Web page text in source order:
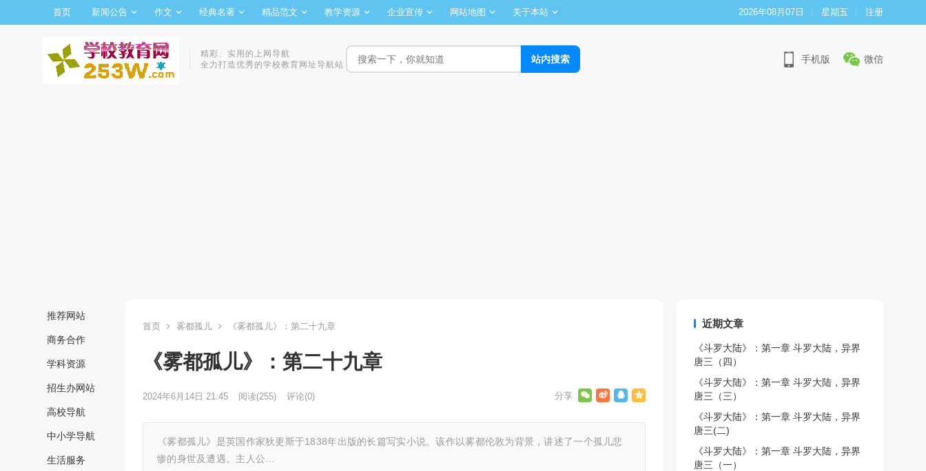
首页 新闻公告 作文 经典名著 精品范文 教学资源 企业宣传 网站地图 关于本站 2026年08月07日 星期五 注册
精彩、实用的上网导航
全力打造优秀的学校教育网址导航站
手机版 微信
推荐网站
商务合作
学科资源
招生办网站
高校导航
中小学导航
生活服务
首页 雾都孤儿 《雾都孤儿》：第二十九章
《雾都孤儿》：第二十九章
2024年6月14日 21:45 阅读(255) 评论(0)
《雾都孤儿》是英国作家狄更斯于1838年出版的长篇写实小说。该作以雾都伦敦为背景，讲述了一个孤儿悲
惨的身世及遭遇。主人公…
近期文章
《斗罗大陆》：第一章 斗罗大陆，异界
唐三（四）
《斗罗大陆》：第一章 斗罗大陆，异界
唐三（三）
《斗罗大陆》：第一章 斗罗大陆，异界
唐三(二)
《斗罗大陆》：第一章 斗罗大陆，异界
唐三（一）